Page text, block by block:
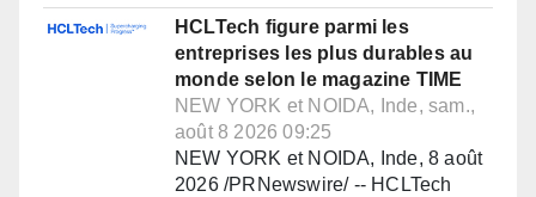
HCLTech figure parmi les
entreprises les plus durables au
monde selon le magazine TIME
NEW YORK et NOIDA, Inde, sam.,
août 8 2026 09:25
NEW YORK et NOIDA, Inde, 8 août
2026 /PRNewswire/ -- HCLTech